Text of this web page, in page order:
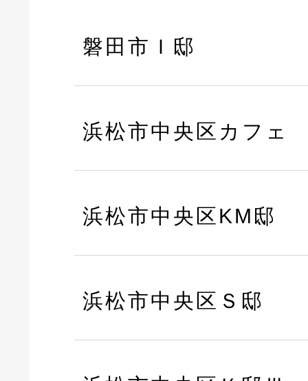
磐田市Ｉ邸
浜松市中央区カフェ
浜松市中央区KM邸
浜松市中央区Ｓ邸